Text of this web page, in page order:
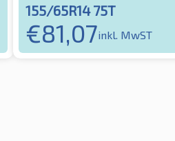
155/65R14 75T
€81,07inkl. MwST